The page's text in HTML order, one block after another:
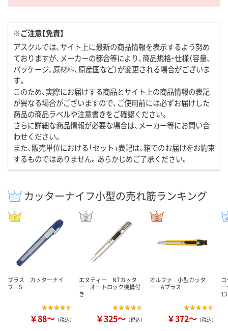
※ご注意【免責】
アスクルでは、サイト上に最新の商品情報を表示するよう努め
ておりますが、メーカーの都合等により、商品規格・仕様（容量、
パッケージ、原材料、原産国など）が変更される場合がございま
す。
このため、実際にお届けする商品とサイト上の商品情報の表記
が異なる場合がございますので、ご使用前には必ずお届けした
商品の商品ラベルや注意書きをご確認ください。
さらに詳細な商品情報が必要な場合は、メーカー等にお問い合
わせください。
また、販売単位における「セット」表記は、箱でのお届けをお約束
するものではありません。あらかじめご了承ください。
カッターナイフ小型の売れ筋ランキング
プラス カッターナイ
フ S
￥88～ （税込）
エヌティー NTカッタ
ー オートロック機構付
き
￥325～ （税込）
オルファ 小型カッタ
ー Aプラス
￥372～ （税込）
コ
ー